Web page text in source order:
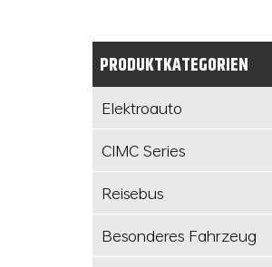
PRODUKTKATEGORIEN
Elektroauto
CIMC Series
Reisebus
Besonderes Fahrzeug